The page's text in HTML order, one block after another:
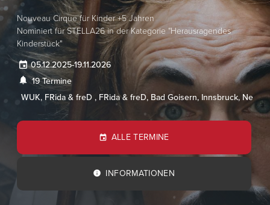
Nouveau Cirque für Kinder +5 Jahren
Nominiert für STELLA26 in der Kategorie "Herausragendes
Kinderstück"
05.12.2025-19.11.2026
19 Termine
WUK, FRida & freD , FRida & freD, Bad Goisern, Innsbruck,
ALLE TERMINE
INFORMATIONEN